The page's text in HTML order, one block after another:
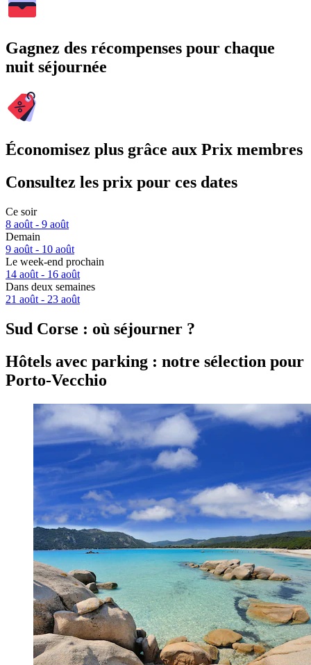
Gagnez des récompenses pour chaque
nuit séjournée
Économisez plus grâce aux Prix membres
Consultez les prix pour ces dates
Ce soir
8 août - 9 août
Demain
9 août - 10 août
Le week-end prochain
14 août - 16 août
Dans deux semaines
21 août - 23 août
Sud Corse : où séjourner ?
Hôtels avec parking : notre sélection pour
Porto-Vecchio